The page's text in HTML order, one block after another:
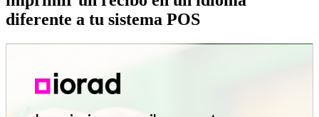
diferente a tu sistema POS